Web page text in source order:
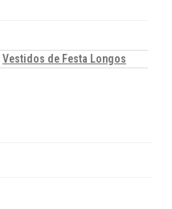
Vestidos de Festa Longos